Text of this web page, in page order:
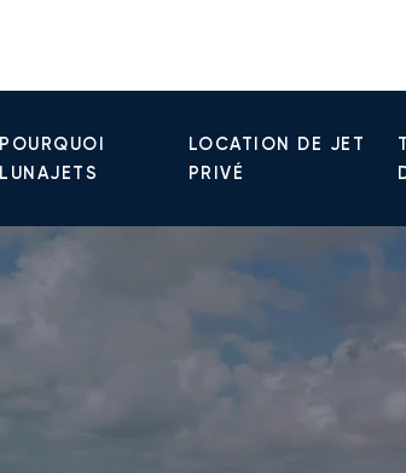
POURQUOI
LUNAJETS
LOCATION DE JET
PRIVÉ